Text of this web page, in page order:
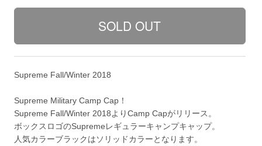
Supreme Fall/Winter 2018
Supreme Military Camp Cap！
Supreme Fall/Winter 2018よりCamp Capがリリース。
ボックスロゴのSupremeレギュラーキャンプキャップ。
人気カラーブラックはソリッドカラーとなります。